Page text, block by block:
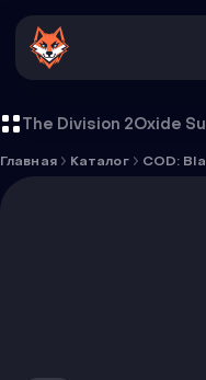
The Division 2
Главная Каталог COD: